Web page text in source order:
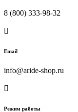
8 (800) 333-98-32

Email
info@aride-shop.ru

Режим работы